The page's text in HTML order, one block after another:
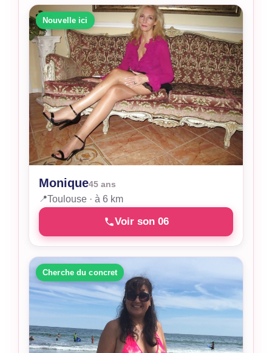
Nouvelle ici
Monique45 ans
📍Toulouse · à 6 km
Voir son 06
Cherche du concret